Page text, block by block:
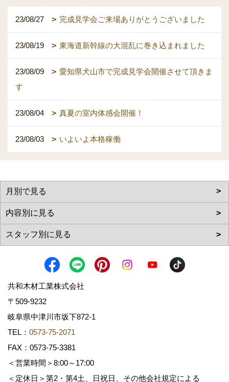
23/08/27 完成見学会ご来場ありがとうございました
23/08/19 東海道新幹線の大混乱に巻き込まれました
23/08/09
愛知県犬山市で完成見学会開催させて頂きま
す
23/08/04 真夏の室内体感会開催！
23/08/03 いよいよ本格稼働
共和木材工業株式会社
〒509-9232
岐阜県中津川市坂下872‐1
TEL： 0573-75-2071
FAX：0573-75-3381
＜営業時間＞8:00～17:00
＜定休日＞第2・第4土、日祝日、その他会社規定による